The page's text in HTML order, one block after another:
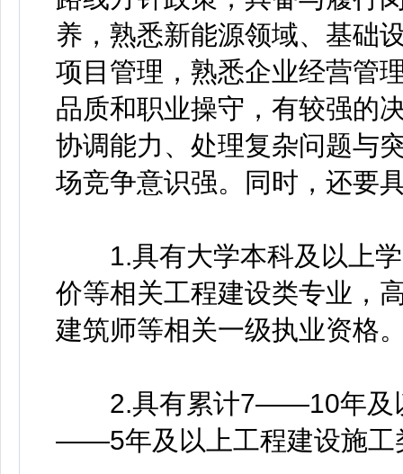
养，熟悉新能源领域、基础
项目管理，熟悉企业经营管
品质和职业操守，有较强的
协调能力、处理复杂问题与
场竞争意识强。同时，还要
1.具有大学本科及以上学
价等相关工程建设类专业，
建筑师等相关一级执业资格
2.具有累计7——10年及以
——5年及以上工程建设施工